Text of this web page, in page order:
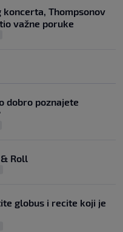
koncerta, Thompsonov
važne poruke
dobro poznajete
Roll
globus i recite koji je